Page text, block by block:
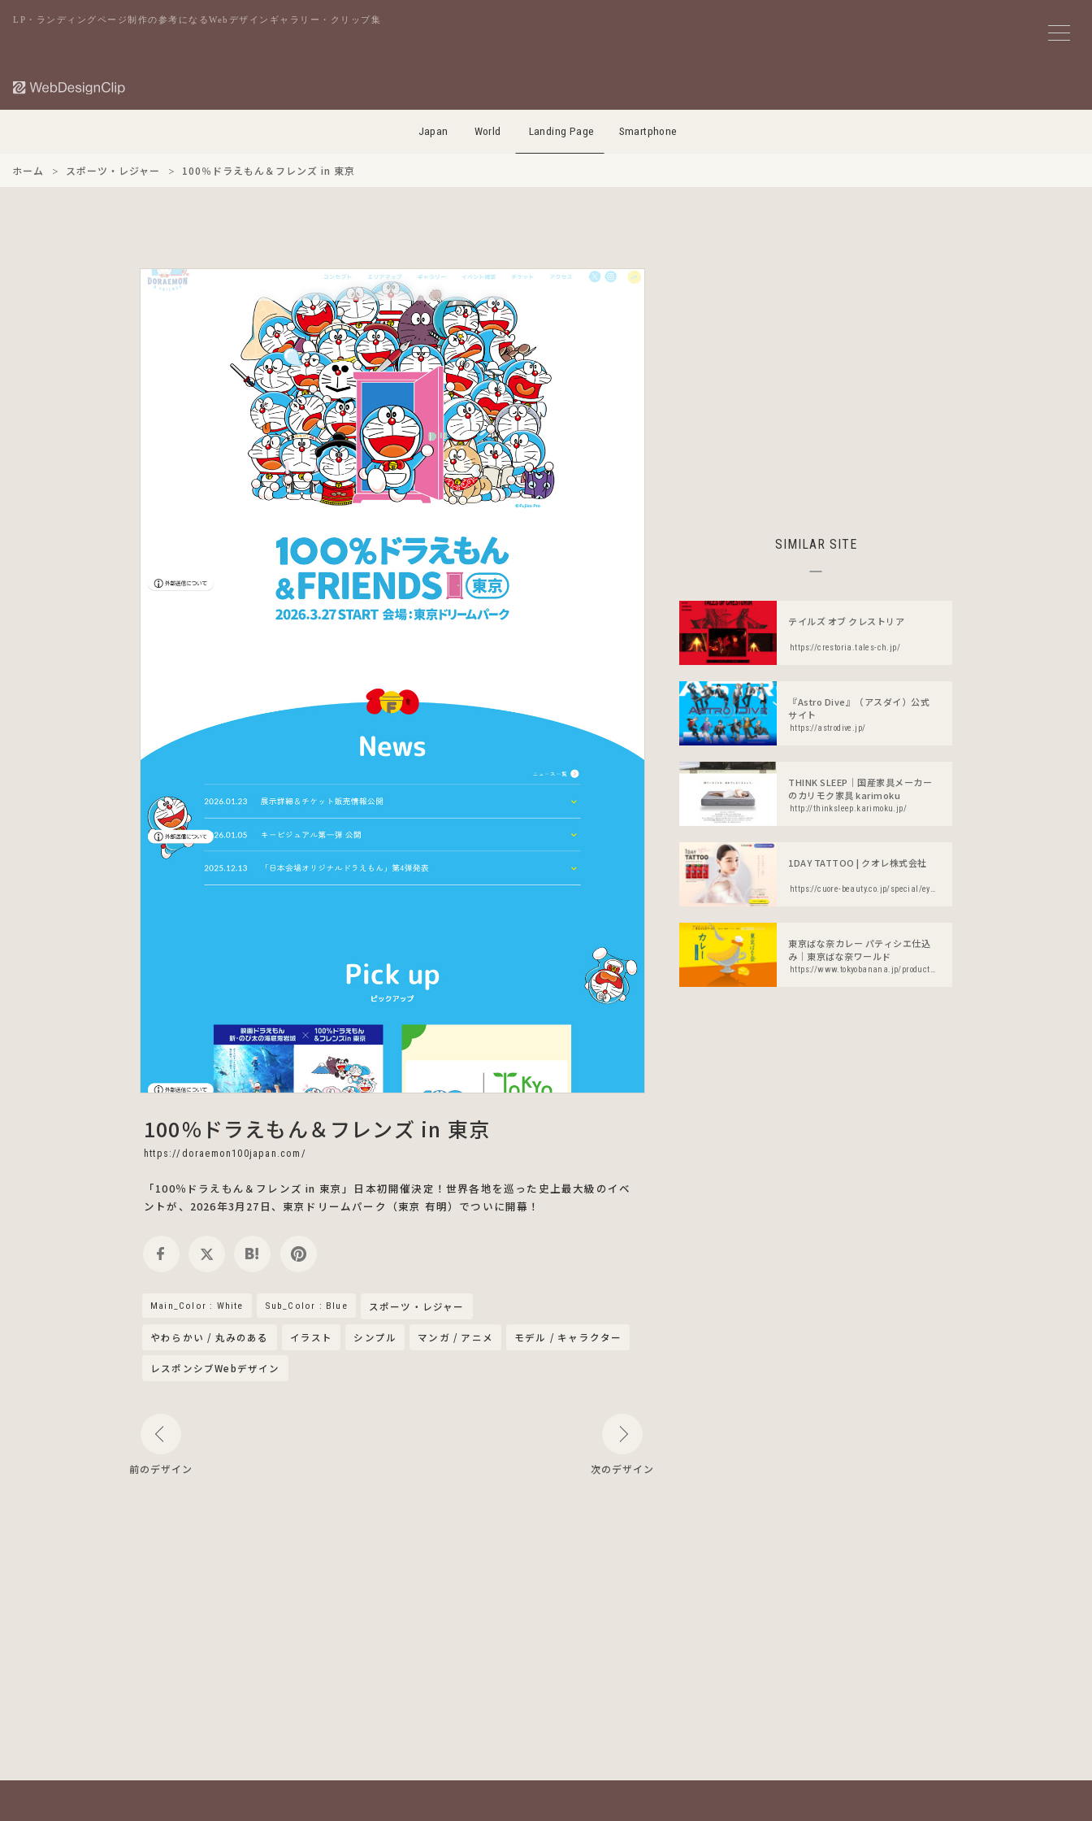
LP・ランディングページ制作の参考になるWebデザインギャラリー・クリップ集
Japan World Landing Page Smartphone
ホーム スポーツ・レジャー 100％ドラえもん＆フレンズ in 東京
100％ドラえもん＆フレンズ in 東京
https://doraemon100japan.com/
「100％ドラえもん＆フレンズ in 東京」日本初開催決定！世界各地を巡った史上最大級のイベ
ントが、2026年3月27日、東京ドリームパーク（東京 有明）でついに開幕！
Main_Color : White Sub_Color : Blue スポーツ・レジャー
やわらかい / 丸みのある イラスト シンプル マンガ / アニメ モデル / キャラクター
レスポンシブWebデザイン
SIMILAR SITE
テイルズ オブ クレストリア
https://crestoria.tales-ch.jp/
『Astro Dive』（アスダイ）公式
サイト
https://astrodive.jp/
THINK SLEEP｜国産家具メーカー
のカリモク家具 karimoku
http://thinksleep.karimoku.jp/
1DAY TATTOO | クオレ株式会社
https://cuore-beauty.co.jp/special/eyeliner24hwp/
東京ばな奈カレー パティシエ仕込
み｜東京ばな奈ワールド
https://www.tokyobanana.jp/products/banana_curry.html